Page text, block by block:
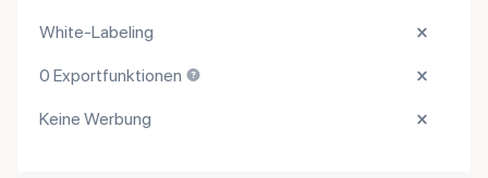
White-Labeling
0 Exportfunktionen
Keine Werbung